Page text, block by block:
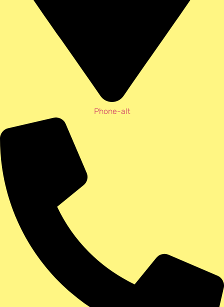
Phone-alt